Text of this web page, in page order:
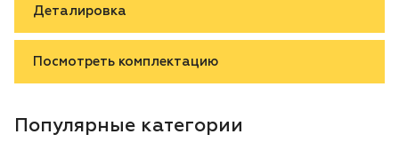
Деталировка
Посмотреть комплектацию
Популярные категории